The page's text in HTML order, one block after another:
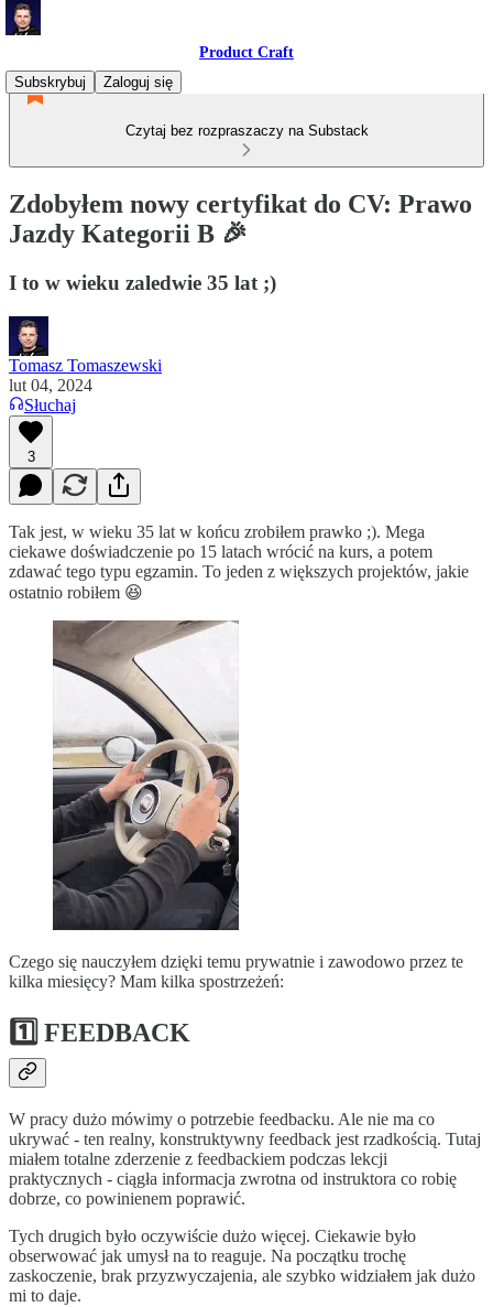
Product Craft
Subskrybuj
Zaloguj się
Czytaj bez rozpraszaczy na Substack
Zdobyłem nowy certyfikat do CV: Prawo
Jazdy Kategorii B 🎉
I to w wieku zaledwie 35 lat ;)
Tomasz Tomaszewski
lut 04, 2024
Słuchaj
3
Tak jest, w wieku 35 lat w końcu zrobiłem prawko ;). Mega
ciekawe doświadczenie po 15 latach wrócić na kurs, a potem
zdawać tego typu egzamin. To jeden z większych projektów, jakie
ostatnio robiłem 😆
Czego się nauczyłem dzięki temu prywatnie i zawodowo przez te
kilka miesięcy? Mam kilka spostrzeżeń:
1️⃣ FEEDBACK
W pracy dużo mówimy o potrzebie feedbacku. Ale nie ma co
ukrywać - ten realny, konstruktywny feedback jest rzadkością. Tutaj
miałem totalne zderzenie z feedbackiem podczas lekcji
praktycznych - ciągła informacja zwrotna od instruktora co robię
dobrze, co powinienem poprawić.
Tych drugich było oczywiście dużo więcej. Ciekawie było
obserwować jak umysł na to reaguje. Na początku trochę
zaskoczenie, brak przyzwyczajenia, ale szybko widziałem jak dużo
mi to daje.